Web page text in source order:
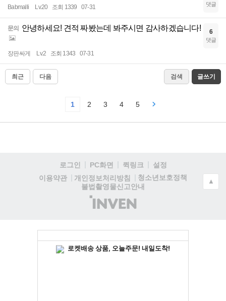
Babmalli Lv.20 조회 1339 07-31 댓글
문의 안녕하세요! 견적 짜봤는데 봐주시면 감사하겠습니다!
장판싸게 Lv.2 조회 1343 07-31
6
댓글
최근 다음 검색 글쓰기
1 2 3 4 5
로그인 PC화면 퀵링크
설정
이용약관
개인정보처리방침
청소년보호정책
불법촬영물신고안내
(주)
인
▲